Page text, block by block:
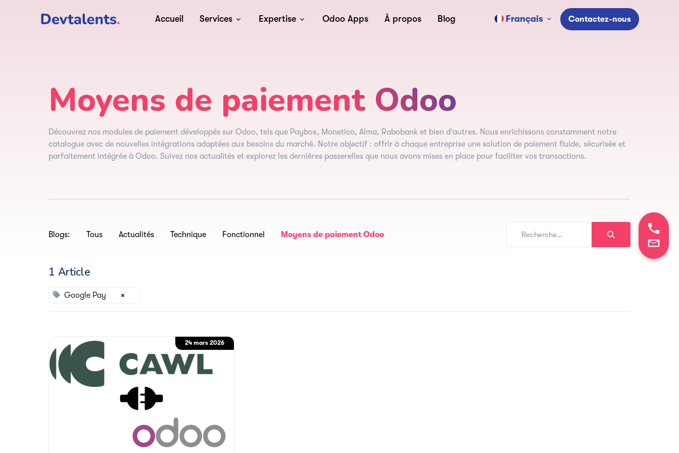
Accueil Services Expertise Odoo Apps À propos Blog Français Contactez-nous
Moyens de paiement Odoo
Découvrez nos modules de paiement développés sur Odoo, tels que Paybox, Monetico, Alma, Rabobank et bien d'autres. Nous enrichissons constamment notre
catalogue avec de nouvelles intégrations adaptées aux besoins du marché. Notre objectif : offrir à chaque entreprise une solution de paiement fluide, sécurisée et
parfaitement intégrée à Odoo. Suivez nos actualités et explorez les dernières passerelles que nous avons mises en place pour faciliter vos transactions.
Blogs: Tous Actualités Technique Fonctionnel Moyens de paiement Odoo
1 Article
Google Pay ×
24 mars 2026